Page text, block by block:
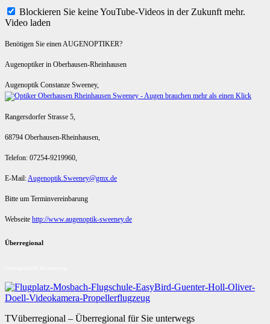
Blockieren Sie keine YouTube-Videos in der Zukunft mehr.
Video laden
Benötigen Sie einen AUGENOPTIKER?
Augenoptiker in Oberhausen-Rheinhausen
Augenoptik Constanze Sweeney,
Rangersdorfer Strasse 5,
68794 Oberhausen-Rheinhausen,
Telefon: 07254-9219960,
E-Mail:Augenoptik.Sweeney@gmx.de
Bitte um Terminvereinbarung
Webseite http://www.augenoptik-sweeney.de
Überregional
TVüberregional – Überregional für Sie unterwegs